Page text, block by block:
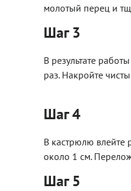
молотый перец и
Шаг 3
В результате
раз. Накройте
Шаг 4
В кастрюлю влейте
около 1 см.
Шаг 5